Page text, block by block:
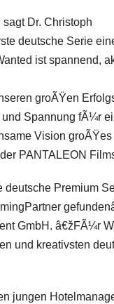
Dr. Christoph
deutsche Serie
ist spannend,
groÃŸen
Spannung fÃ¼r
Vision
PANTALEON
deutsche Premium
GmbH. â€žFÃ¼r
und kreativsten
jungen